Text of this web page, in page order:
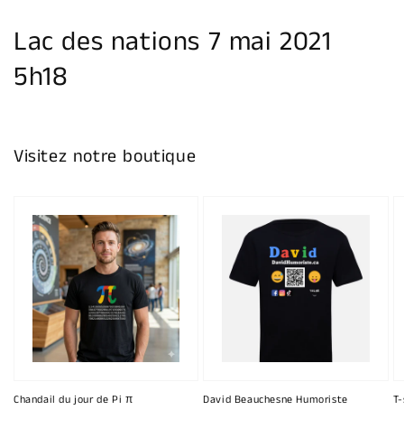
Lac des nations 7 mai 2021
5h18
Visitez notre boutique
Chandail du jour de Pi π David Beauchesne Humoriste